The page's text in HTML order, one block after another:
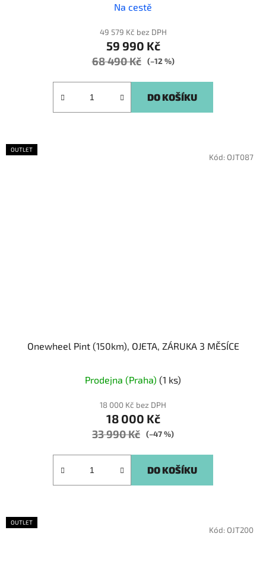
Na cestě
49 579 Kč bez DPH
59 990 Kč
68 490 Kč (–12 %)
DO KOŠÍKU
OUTLET
Onewheel Pint (150km), OJETA, ZÁRUKA 3 MĚSÍCE
Prodejna (Praha) (1 ks)
18 000 Kč bez DPH
18 000 Kč
33 990 Kč (–47 %)
DO KOŠÍKU
Kód: OJT087
OUTLET
Kód: OJT200